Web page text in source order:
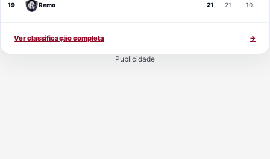
19 Remo 21 21 -10
Ver classificação completa →
Publicidade